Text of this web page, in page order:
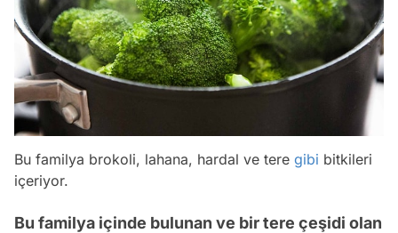
Bu familya brokoli, lahana, hardal ve tere gibi bitkileri
içeriyor.
Bu familya içinde bulunan ve bir tere çeşidi olan